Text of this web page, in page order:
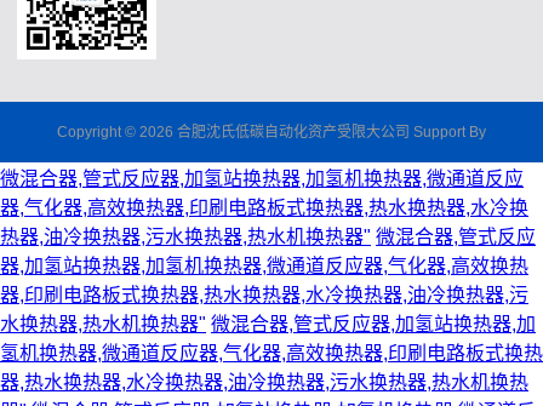
Copyright © 2026 合肥沈氏低碳自动化资产受限大公司 Support By
微混合器,管式反应器,加氢站换热器,加氢机换热器,微通道反应
器,气化器,高效换热器,印刷电路板式换热器,热水换热器,水冷换
热器,油冷换热器,污水换热器,热水机换热器" 微混合器,管式反应
器,加氢站换热器,加氢机换热器,微通道反应器,气化器,高效换热
器,印刷电路板式换热器,热水换热器,水冷换热器,油冷换热器,污
水换热器,热水机换热器" 微混合器,管式反应器,加氢站换热器,加
氢机换热器,微通道反应器,气化器,高效换热器,印刷电路板式换热
器,热水换热器,水冷换热器,油冷换热器,污水换热器,热水机换热